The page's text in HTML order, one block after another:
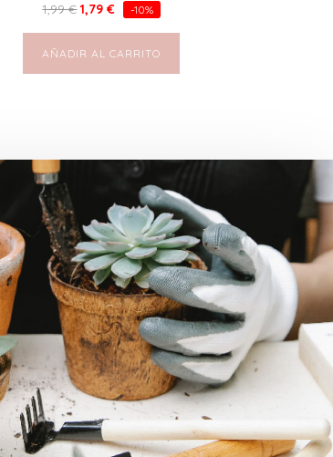
1,99€ 1,79€ -10%
AÑADIR AL CARRITO